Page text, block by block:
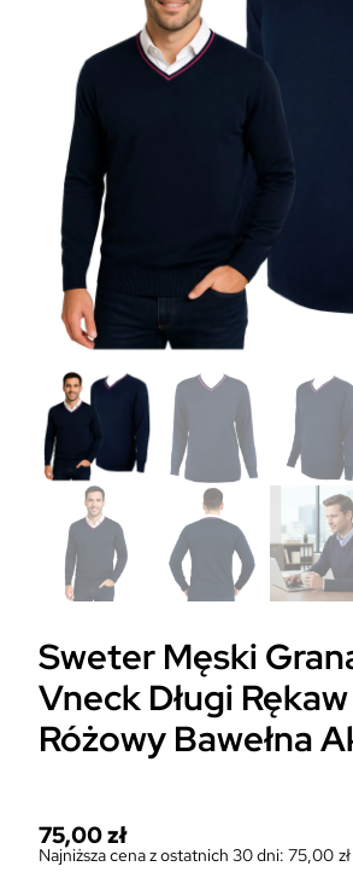
Sweter Męski
Vneck Długi
Różowy Bawełna
75,00zł
Najniższa cena z ostatnich 30 dni: 75,00 zł